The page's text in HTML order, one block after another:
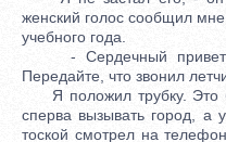
женский голос сообщил
учебного года.
- Сердечный привет
Передайте, что звонил
Я положил трубку. Это
сперва вызывать город, а
тоской смотрел на